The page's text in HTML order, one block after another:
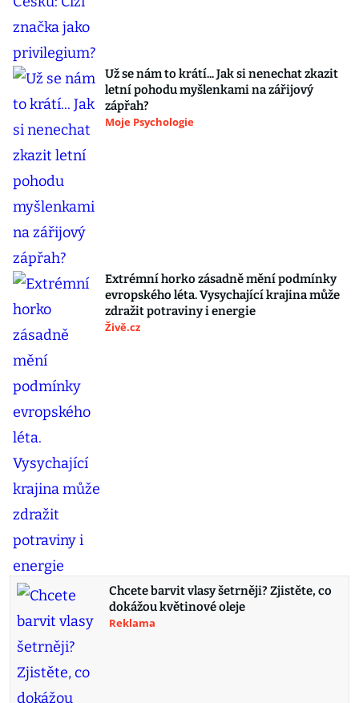
Už se nám to krátí... Jak si nenechat zkazit
letní pohodu myšlenkami na zářijový
zápřah?
Moje Psychologie
Extrémní horko zásadně mění podmínky
evropského léta. Vysychající krajina může
zdražit potraviny i energie
Živě.cz
Chcete barvit vlasy šetrněji? Zjistěte, co
dokážou květinové oleje
Reklama